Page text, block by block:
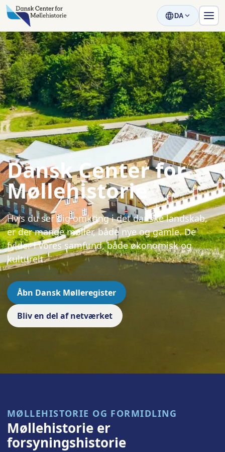
DA
Dansk Center for
Møllehistorie
Hvis du ser dig omkring i det danske landskab,
er der mange møller, både nye og gamle. De
fylder i vores samfund, både økonomisk og
kulturelt.
Åbn Dansk Mølleregister
Bliv en del af netværket
MØLLEHISTORIE OG FORMIDLING
Møllehistorie er
forsyningshistorie